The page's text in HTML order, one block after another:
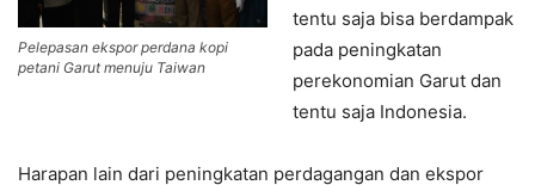
Pelepasan ekspor perdana kopi
petani Garut menuju Taiwan
tentu saja bisa berdampak
pada peningkatan
perekonomian Garut dan
tentu saja Indonesia.
Harapan lain dari peningkatan perdagangan dan ekspor